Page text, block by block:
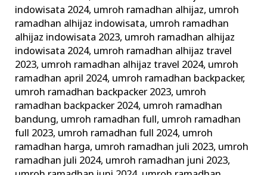
indowisata 2024, umroh ramadhan alhijaz, umroh
ramadhan alhijaz indowisata, umroh ramadhan
alhijaz indowisata 2023, umroh ramadhan alhijaz
indowisata 2024, umroh ramadhan alhijaz travel
2023, umroh ramadhan alhijaz travel 2024, umroh
ramadhan april 2024, umroh ramadhan backpacker,
umroh ramadhan backpacker 2023, umroh
ramadhan backpacker 2024, umroh ramadhan
bandung, umroh ramadhan full, umroh ramadhan
full 2023, umroh ramadhan full 2024, umroh
ramadhan harga, umroh ramadhan juli 2023, umroh
ramadhan juli 2024, umroh ramadhan juni 2023,